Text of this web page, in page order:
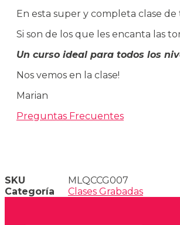
En esta super y completa clase
Si son de los que les encanta las
Un curso ideal para todos los
Nos vemos en la clase!
Marian
Preguntas Frecuentes
SKU
MLQCCG007
Categoría
Clases Grabadas